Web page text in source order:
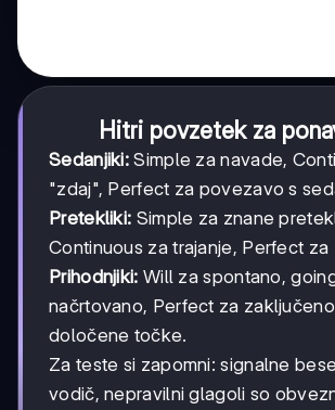
Hitri povzetek za
Sedanjiki: Simple za navade,
"zdaj", Perfect za povezavo s
Pretekliki: Simple za znane
Continuous za trajanje, Perfect za
Prihodnjiki: Will za spontano,
načrtovano, Perfect za
določene točke.
Za teste si zapomni: signalne
vodič, nepravilni glagoli so